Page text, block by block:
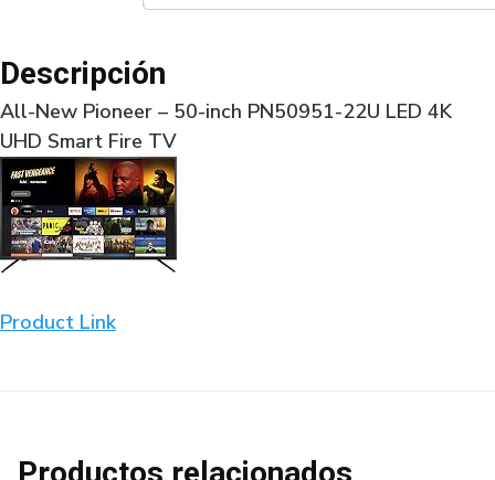
Descripción
All-New Pioneer – 50-inch PN50951-22U LED 4K
UHD Smart Fire TV
Product Link